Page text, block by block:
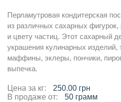
Перламутровая кондитерская
из различных сахарных
и цвету частиц. Этот сахарный
украшения кулинарных изделий,
маффины, эклеры, пончики,
выпечка.
Цена за кг:
250.00 грн
В продаже от:
50 грамм